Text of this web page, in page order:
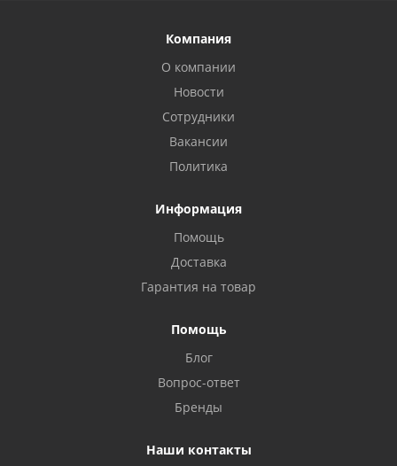
Компания
О компании
Новости
Сотрудники
Вакансии
Политика
Информация
Помощь
Доставка
Гарантия на товар
Помощь
Блог
Вопрос-ответ
Бренды
Наши контакты